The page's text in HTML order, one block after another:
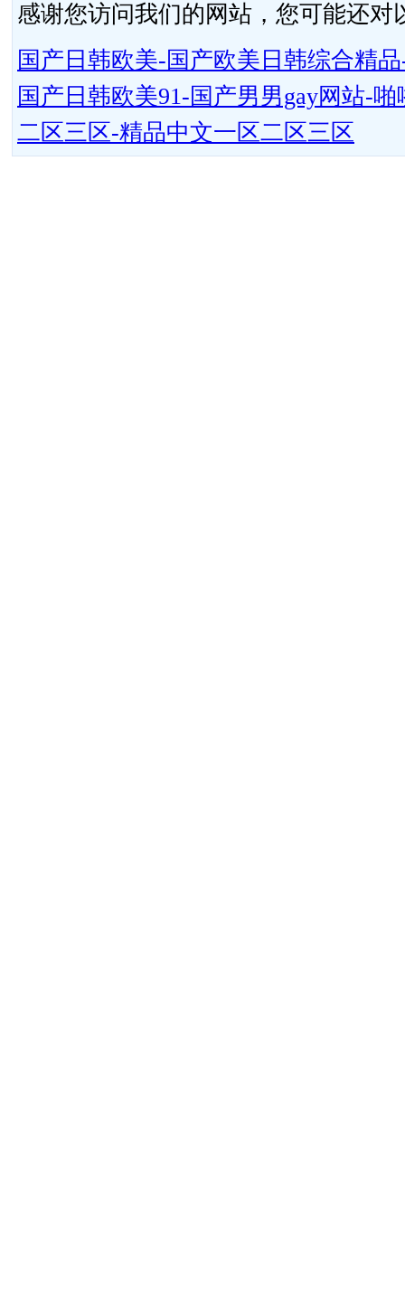
感谢您访问我们的网站，您可能还对
国产日韩欧美-国产欧美日韩综合精
国产日韩欧美91-国产男男gay网站-
二区三区-精品中文一区二区三区